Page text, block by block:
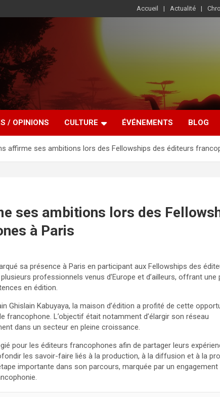
Accueil Actualité
/ OPINIONS CULTURE ÉVÉNEMENTS BLOG
affirme ses ambitions lors des Fellowships des éditeurs
ses ambitions lors des
à Paris
sa présence à Paris en participant aux Fellowships des
professionnels venus d’Europe et d’ailleurs, offrant une
en édition.
Ghislain Kabuyaya, la maison d’édition a profité de cette
L’objectif était notamment d’élargir son réseau
dans un secteur en pleine croissance.
pour les éditeurs francophones afin de partager leurs
les savoir-faire liés à la production, à la diffusion et à la
importante dans son parcours, marquée par un